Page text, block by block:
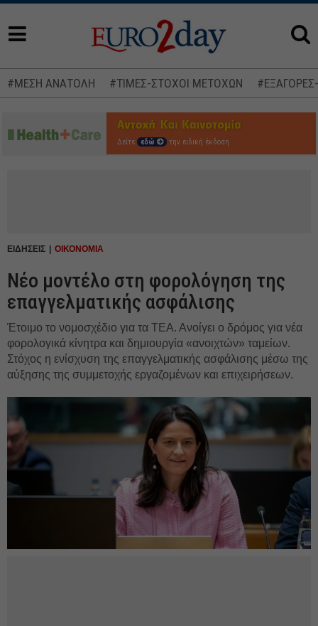
#ΜΕΣΗ ΑΝΑΤΟΛΗ #ΤΙΜΕΣ-ΣΤΟΧΟΙ ΜΕΤΟΧΩΝ
Δείτε εδώ την ειδική έκδοση
ΕΙΔΗΣΕΙΣ ΟΙΚΟΝΟΜΙΑ
Νέο μοντέλο στη φορολόγηση της
επαγγελματικής ασφάλισης
Έτοιμο το νομοσχέδιο για τα ΤΕΑ. Ανοίγει ο δρόμος για νέα
φορολογικά κίνητρα και δημιουργία «ανοιχτών» ταμείων.
Στόχος η ενίσχυση της επαγγελματικής ασφάλισης μέσω της
αύξησης της συμμετοχής εργαζομένων και επιχειρήσεων.